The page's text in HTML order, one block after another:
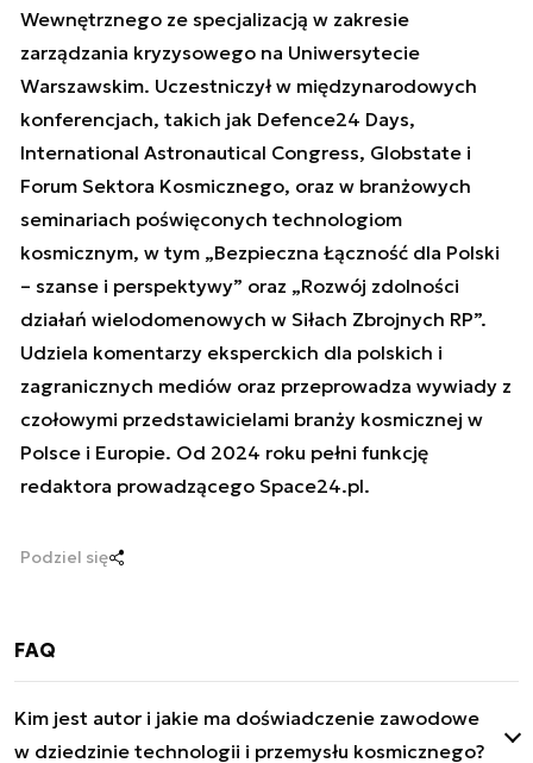
Wewnętrznego ze specjalizacją w zakresie
zarządzania kryzysowego na Uniwersytecie
Warszawskim. Uczestniczył w międzynarodowych
konferencjach, takich jak Defence24 Days,
International Astronautical Congress, Globstate i
Forum Sektora Kosmicznego, oraz w branżowych
seminariach poświęconych technologiom
kosmicznym, w tym „Bezpieczna Łączność dla Polski
– szanse i perspektywy” oraz „Rozwój zdolności
działań wielodomenowych w Siłach Zbrojnych RP”.
Udziela komentarzy eksperckich dla polskich i
zagranicznych mediów oraz przeprowadza wywiady z
czołowymi przedstawicielami branży kosmicznej w
Polsce i Europie. Od 2024 roku pełni funkcję
redaktora prowadzącego Space24.pl.
Podziel się
FAQ
Kim jest autor i jakie ma doświadczenie zawodowe
w dziedzinie technologii i przemysłu kosmicznego?